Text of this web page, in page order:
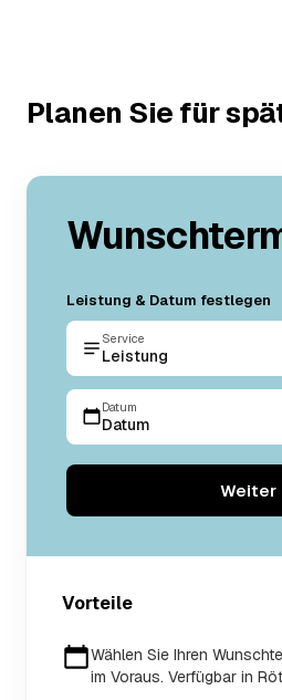
Planen Sie für
Leistung & Datum festlegen
Service
Leistung
Datum
Datum
Weiter
Vorteile
Wählen Sie Ihren
im Voraus. Verfügbar in